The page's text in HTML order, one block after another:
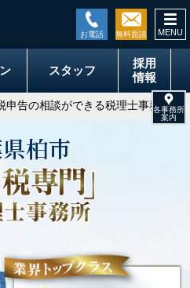
スタッフ
採用
情報
申告の相談ができる税理士事務所
柏市